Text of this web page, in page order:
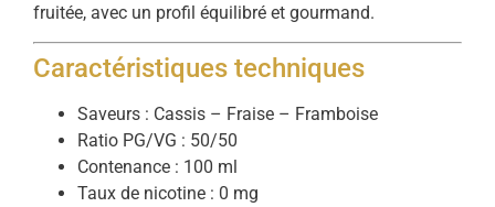
fruitée, avec un profil équilibré et gourmand.
Caractéristiques techniques
Saveurs : Cassis – Fraise – Framboise
Ratio PG/VG : 50/50
Contenance : 100 ml
Taux de nicotine : 0 mg